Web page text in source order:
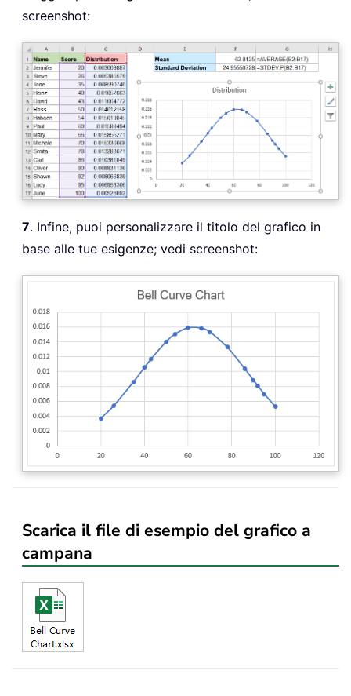
screenshot:
7. Infine, puoi personalizzare il titolo del grafico in
base alle tue esigenze; vedi screenshot:
Scarica il file di esempio del grafico a
campana